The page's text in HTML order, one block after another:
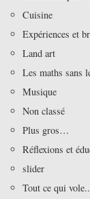
Cuisine
Expériences et
Land art
Les maths sans
Musique
Non classé
Plus gros…
Réflexions et
slider
Tout ce qui vole..